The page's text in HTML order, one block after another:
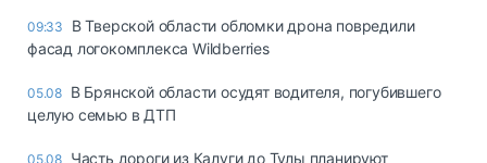
09:33
В Тверской области обломки дрона повредили
фасад логокомплекса Wildberries
05.08 В Брянской области осудят водителя, погубившего
целую семью в ДТП
05.08 Часть дороги из Калуги до Тулы планируют